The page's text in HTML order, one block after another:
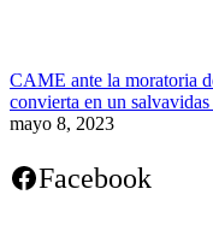
CAME ante la moratoria
convierta en un
mayo 8, 2023
Facebook